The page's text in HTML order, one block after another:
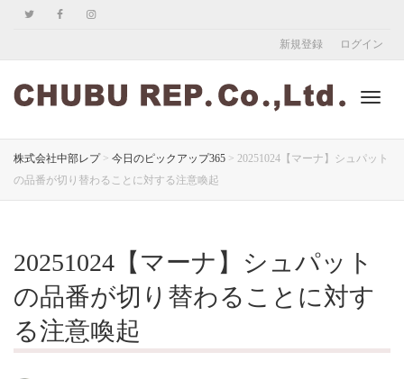
新規登録 ログイン
ゲ
株式会社中部レプ> 今日のピックアップ365 > 20251024【マーナ】シュパット
の品番が切り替わることに対する注意喚起
20251024【マーナ】シュパット
の品番が切り替わることに対す
る注意喚起